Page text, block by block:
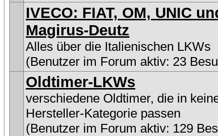
IVECO: FIAT, OM, UNIC
Magirus-Deutz
Alles über die Italienischen LKWs
(Benutzer im Forum aktiv: 23
Oldtimer-LKWs
verschiedene Oldtimer, die in
Hersteller-Kategorie passen
(Benutzer im Forum aktiv: 129